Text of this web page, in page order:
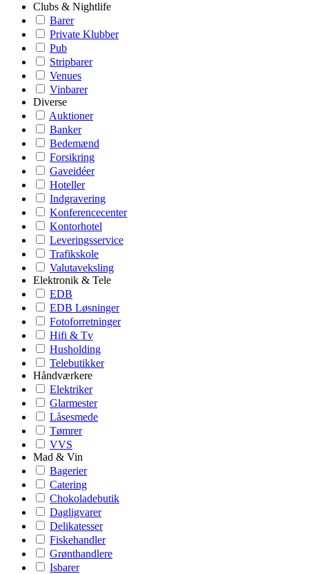
Clubs & Nightlife
Barer
Private Klubber
Pub
Stripbarer
Venues
Vinbarer
Diverse
Auktioner
Banker
Bedemænd
Forsikring
Gaveidéer
Hoteller
Indgravering
Konferencecenter
Kontorhotel
Leveringsservice
Trafikskole
Valutaveksling
Elektronik & Tele
EDB
EDB Løsninger
Fotoforretninger
Hifi & Tv
Husholding
Telebutikker
Håndværkere
Elektriker
Glarmester
Låsesmede
Tømrer
VVS
Mad & Vin
Bagerier
Catering
Chokoladebutik
Dagligvarer
Delikatesser
Fiskehandler
Grønthandlere
Isbarer